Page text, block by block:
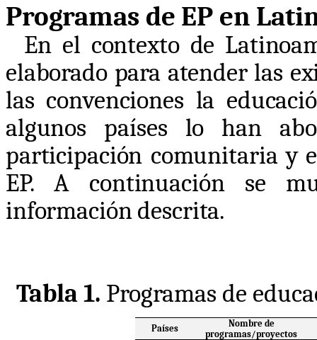
Programas de EP en
En el contexto de
elaborado para atender las
las convenciones la
algunos países lo han
participación comunitaria y
EP. A continuación se
información descrita.
Tabla 1. Programas de
Países
Nombre de
programas/proyectos